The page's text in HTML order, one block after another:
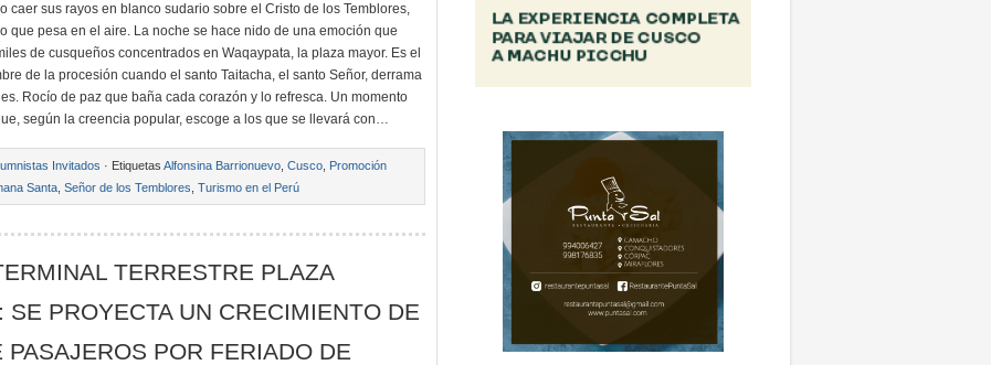
caer sus rayos en blanco sudario sobre el Cristo de los Temblores,
que pesa en el aire. La noche se hace nido de una emoción que
de cusqueños concentrados en Waqaypata, la plaza mayor. Es el
de la procesión cuando el santo Taitacha, el santo Señor, derrama
Rocío de paz que baña cada corazón y lo refresca. Un momento
según la creencia popular, escoge a los que se llevará con…
Invitados · Etiquetas Alfonsina Barrionuevo Cusco Promoción
Santa Señor de los Temblores Turismo en el Perú
TERRESTRE PLAZA
SE PROYECTA UN CRECIMIENTO DE
PASAJEROS POR FERIADO DE